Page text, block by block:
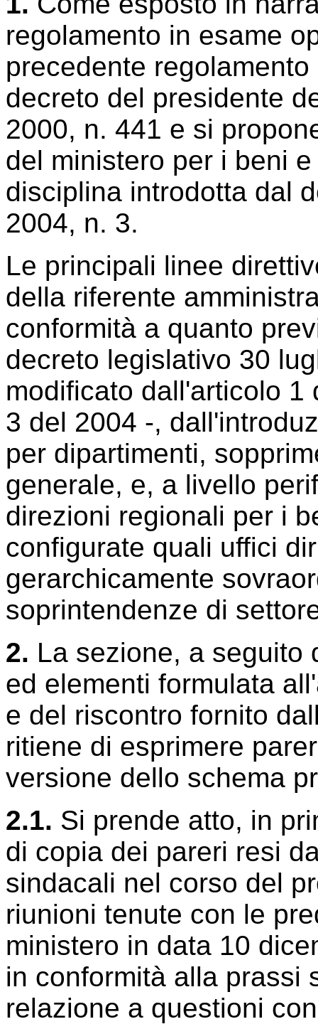
regolamento in esame
precedente
decreto del presidente
2000, n. 441 e si
del ministero per i beni
disciplina introdotta dal
2004, n. 3.
Le principali linee
della riferente
conformità a quanto
decreto legislativo 30
modificato dall'articolo
3 del 2004 -,
per dipartimenti,
generale, e, a livello
direzioni regionali per i
configurate quali uffici
gerarchicamente
soprintendenze di
2. La sezione, a seguito
ed elementi formulata
e del riscontro fornito
ritiene di esprimere
versione dello schema
2.1. Si prende atto, in
di copia dei pareri resi
sindacali nel corso del
riunioni tenute con le
ministero in data 10
in conformità alla prassi
relazione a questioni